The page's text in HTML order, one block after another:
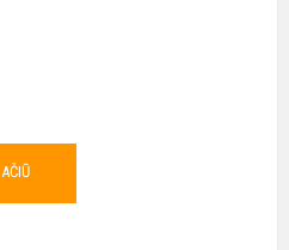
AČIŪ